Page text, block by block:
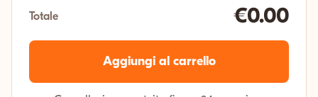
Totale €0.00
Aggiungi al carrello